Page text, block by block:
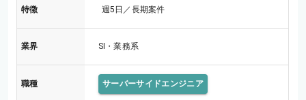
特徴 週5日／長期案件
業界 SI・業務系
職種 サーバーサイドエンジニア